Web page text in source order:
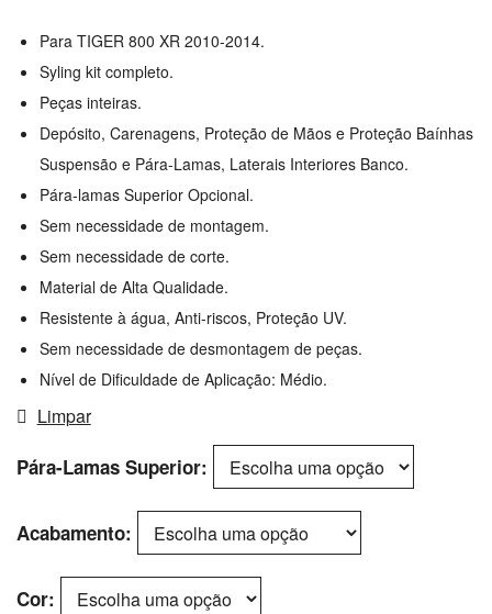
Para TIGER 800 XR 2010-2014.
Syling kit completo.
Peças inteiras.
Depósito, Carenagens, Proteção de Mãos e Proteção Baínhas
Suspensão e Pára-Lamas, Laterais Interiores Banco.
Pára-lamas Superior Opcional.
Sem necessidade de montagem.
Sem necessidade de corte.
Material de Alta Qualidade.
Resistente à água, Anti-riscos, Proteção UV.
Sem necessidade de desmontagem de peças.
Nível de Dificuldade de Aplicação: Médio.
Pára-Lamas Superior
Acabamento
Cor
Limpar